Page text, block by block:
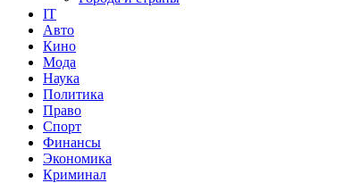
IT
Авто
Кино
Мода
Наука
Политика
Право
Спорт
Финансы
Экономика
Криминал